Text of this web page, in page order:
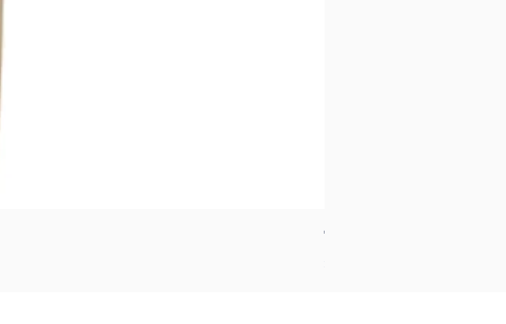
Tapis pour le feutrage -